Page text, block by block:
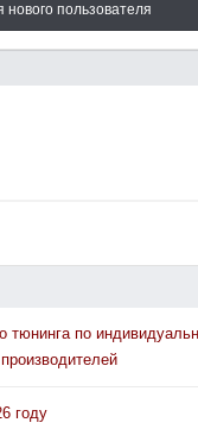
нового пользователя
тюнинга по
году